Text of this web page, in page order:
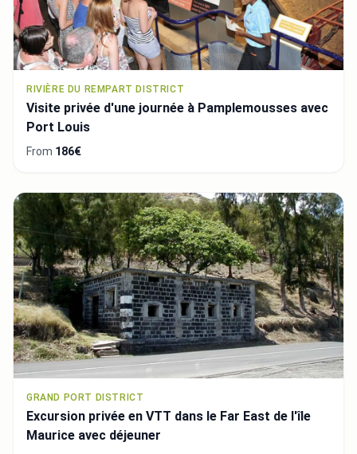
RIVIÈRE DU REMPART DISTRICT
Visite privée d'une journée à Pamplemousses avec
Port Louis
From 186€
GRAND PORT DISTRICT
Excursion privée en VTT dans le Far East de l'île
Maurice avec déjeuner